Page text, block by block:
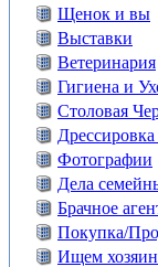
Щенок и вы
Выставки
Ветеринария
Гигиена и
Столовая
Фотографии
Дела
Брачное
Покупка/
Ищем